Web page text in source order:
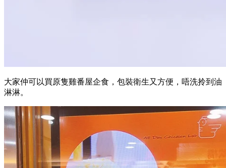
大家仲可以買原隻雞番屋企食，包裝衛生又方便，唔洗拎到油
淋淋。